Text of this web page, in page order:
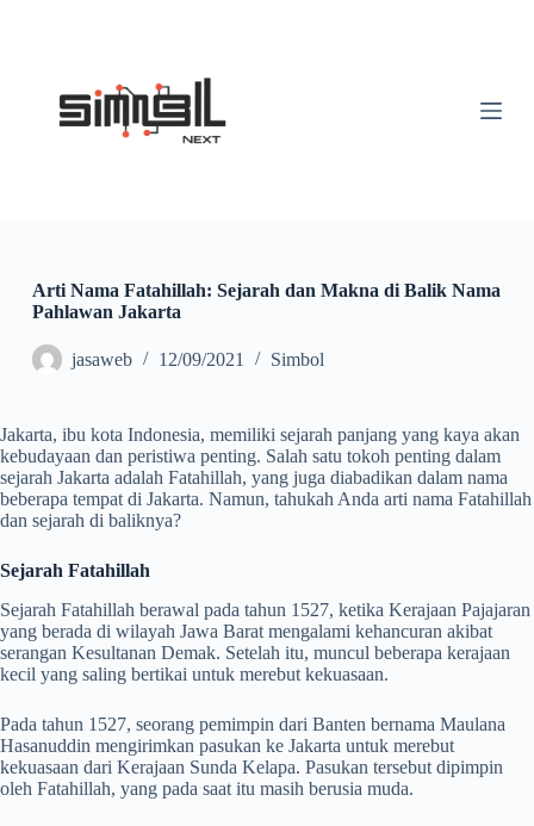
Arti Nama Fatahillah: Sejarah dan Makna di Balik Nama
Pahlawan Jakarta
jasaweb 12/09/2021 Simbol
Jakarta, ibu kota Indonesia, memiliki sejarah panjang yang kaya akan
kebudayaan dan peristiwa penting. Salah satu tokoh penting dalam
sejarah Jakarta adalah Fatahillah, yang juga diabadikan dalam nama
beberapa tempat di Jakarta. Namun, tahukah Anda arti nama Fatahillah
dan sejarah di baliknya?
Sejarah Fatahillah
Sejarah Fatahillah berawal pada tahun 1527, ketika Kerajaan Pajajaran
yang berada di wilayah Jawa Barat mengalami kehancuran akibat
serangan Kesultanan Demak. Setelah itu, muncul beberapa kerajaan
kecil yang saling bertikai untuk merebut kekuasaan.
Pada tahun 1527, seorang pemimpin dari Banten bernama Maulana
Hasanuddin mengirimkan pasukan ke Jakarta untuk merebut
kekuasaan dari Kerajaan Sunda Kelapa. Pasukan tersebut dipimpin
oleh Fatahillah, yang pada saat itu masih berusia muda.